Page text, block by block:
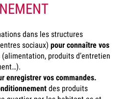
dans les structures
sociaux) pour connaître vos
(alimentation, produits d’entretien
enregistrer vos commandes.
des produits